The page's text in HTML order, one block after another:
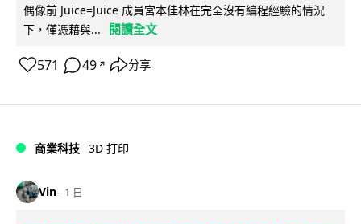
偶像前 Juice=Juice 成員宮本佳林在完全沒有編程經驗的情況
下，僅憑藉與...
閱讀全文
571 49 ↗ 分享
商業科技 3D 打印
Vin 1 日